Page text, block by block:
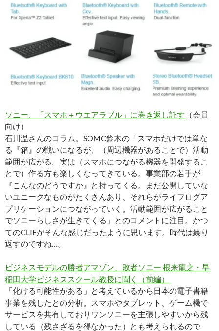
ソニー、「スマホ＋ウエアラブル」に巻き返し託す （会員
向け）
石川温さんのコラム。SOMC鈴木の「スマホだけでは単な
る『箱』の戦いになるが、（周辺機器があることで）活動
範囲が広がる。実は（スマホにつながる機器を開発するこ
とで）作る方も楽しくなってきている。事業部の若手が
『こんなのどうですか』と持ってくる。まだ公開していな
いユニークなものがたくさんあり、それらがライフログア
プリケーションにつながっていく。活動範囲が広がること
でソニーらしさが生きてくる」とのコメントに注目。かつ
てのCLIEがそんな感じだったように思います。時代は繰り
返すのですね…。
ビジネスモデルの勝者アマゾン、敗者ソニー 根来龍之・早
稲田大学ビジネススクール教授に聞く（前編）
「化ける可能性がある」と考えているから日本の電子書籍
事業を残したとの分析。スマホやタブレット、ゲーム機で
サービスを共有しておりワンソニーを主張しやすいから残
している（残さざるを得なかった）とも考えられるので